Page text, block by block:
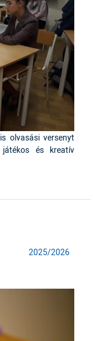
olvasási versenyt
és kreatív
2025/2026